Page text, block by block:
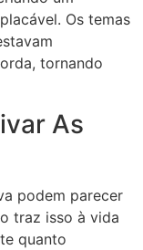
Os temas
tornando
As
podem parecer
traz isso à vida
quanto